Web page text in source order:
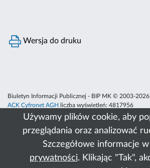
Używamy plików cookie, aby
przeglądania oraz analizować
Szczegółowe informacje w
prywatności. Klikając "Tak",
Wersja do druku
Biuletyn Informacji Publicznej - BIP MK © 2003-2026,
ACK Cyfronet AGH
liczba wyświetleń: 4817956